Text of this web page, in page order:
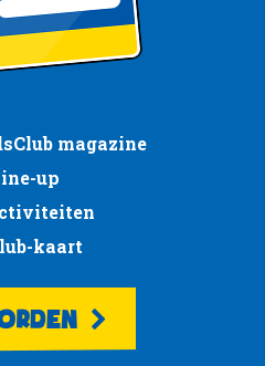
magazine
up
kaart